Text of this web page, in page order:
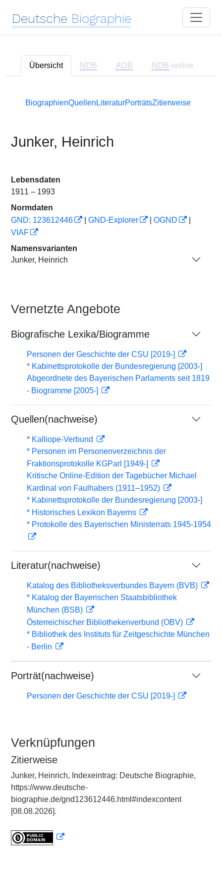
Deutsche Biographie
Übersicht NDB ADB NDB-online
BiographienQuellen LiteraturPorträtsZitierweise
Junker, Heinrich
Lebensdaten
1911 – 1993
Normdaten
GND: 123612446
GND-Explorer OGND
VIAF
Namensvarianten
Junker, Heinrich
Vernetzte Angebote
Biografische Lexika/Biogramme
Personen der Geschichte der CSU [2019-]
* Kabinettsprotokolle der Bundesregierung [2003-]
Abgeordnete des Bayerischen Parlaments seit 1819
- Biogramme [2005-]
Quellen(nachweise)
* Kalliope-Verbund
* Personen im Personenverzeichnis der
Fraktionsprotokolle KGParl [1949-]
Kritische Online-Edition der Tagebücher Michael
Kardinal von Faulhabers (1911–1952)
* Kabinettsprotokolle der Bundesregierung [2003-]
* Historisches Lexikon Bayerns
* Protokolle des Bayerischen Ministerrats 1945-1954
Literatur(nachweise)
Katalog des Bibliotheksverbundes Bayern (BVB)
* Katalog der Bayerischen Staatsbibliothek
München (BSB)
Österreichischer Bibliothekenverbund (OBV)
* Bibliothek des Instituts für Zeitgeschichte München
- Berlin
Porträt(nachweise)
Personen der Geschichte der CSU [2019-]
Verknüpfungen
Zitierweise
Junker, Heinrich, Indexeintrag: Deutsche Biographie,
https://www.deutsche-
biographie.de/gnd123612446.html#indexcontent
[08.08.2026].